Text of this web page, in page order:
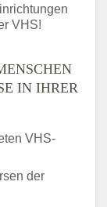
VHS!
IN IHRER
VHS-
der